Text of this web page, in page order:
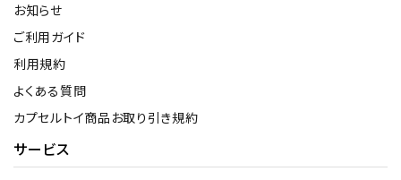
お知らせ
ご利用ガイド
利用規約
よくある質問
カプセルトイ商品お取り引き規約
サービス